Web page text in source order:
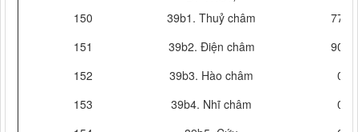
150 39b1. Thuỷ châm
770
151
39b2. Điện châm
907
152
39b3. Hào châm
0
153
39b4. Nhĩ châm
0